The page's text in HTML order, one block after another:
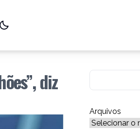
diz
Arquivos
Arquivos